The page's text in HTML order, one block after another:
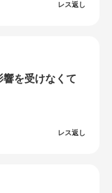
レス返し
を受けなくて
レス返し